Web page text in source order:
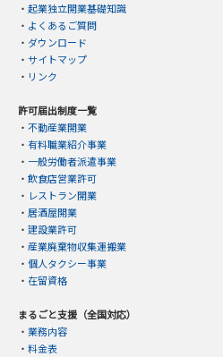
・ 起業独立開業基礎知識
・ よくあるご質問
・ ダウンロード
・ サイトマップ
・ リンク
許可届出制度一覧
・ 不動産業開業
・ 有料職業紹介事業
・ 一般労働者派遣事業
・ 飲食店営業許可
・ レストラン開業
・ 居酒屋開業
・ 建設業許可
・ 産業廃棄物収集運搬業
・ 個人タクシー事業
・ 在留資格
まるごと支援（全国対応）
・ 業務内容
・ 料金表